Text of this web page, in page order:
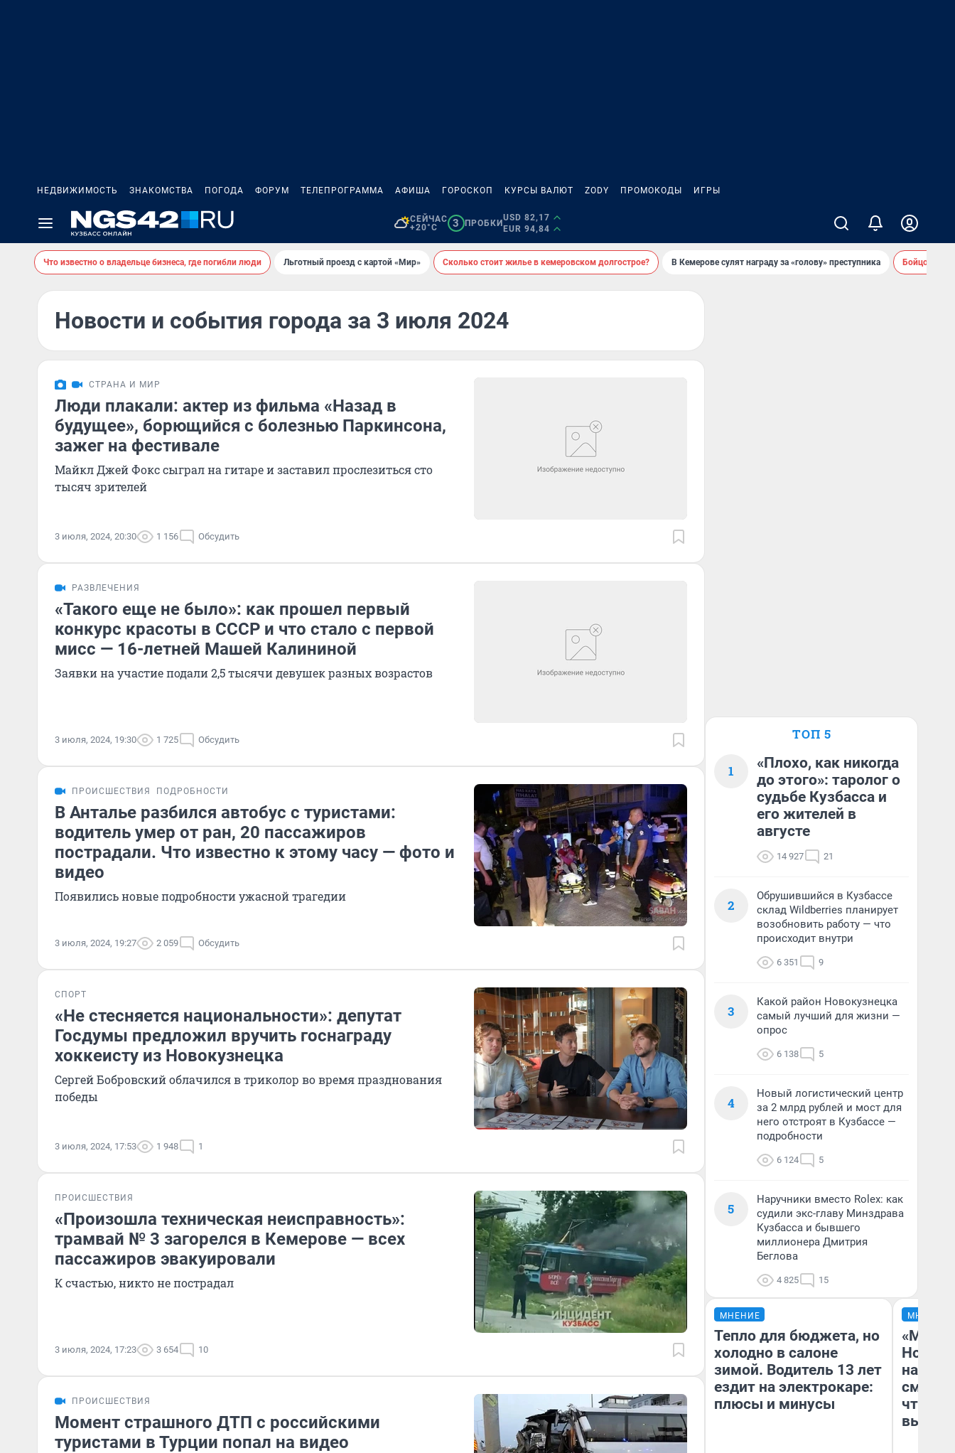
НЕДВИЖИМОСТЬ ЗНАКОМСТВА ПОГОДА ФОРУМ ТЕЛЕПРОГРАММА АФИША ГОРОСКОП КУРСЫ ВАЛЮТ ZODY ПРОМОКОДЫ ИГРЫ
СЕЙЧАС
+20°C
3 ПРОБКИ
USD 82,17
EUR 94,84
Что известно о владельце бизнеса, где погибли люди Льготный проезд с картой «Мир» Сколько стоит жилье в кемеровском долгострое? В Кемерове сулят награду за «голову» преступника Бойцовский
Новости и события города за 3 июля 2024
СТРАНА И МИР
Люди плакали: актер из фильма «Назад в
будущее», борющийся с болезнью Паркинсона,
зажег на фестивале
Майкл Джей Фокс сыграл на гитаре и заставил прослезиться сто
тысяч зрителей
3 июля, 2024, 20:30 1 156 Обсудить
РАЗВЛЕЧЕНИЯ
«Такого еще не было»: как прошел первый
конкурс красоты в СССР и что стало с первой
мисс — 16-летней Машей Калининой
Заявки на участие подали 2,5 тысячи девушек разных возрастов
3 июля, 2024, 19:30 1 725 Обсудить
ПРОИСШЕСТВИЯ ПОДРОБНОСТИ
В Анталье разбился автобус с туристами:
водитель умер от ран, 20 пассажиров
пострадали. Что известно к этому часу — фото и
видео
Появились новые подробности ужасной трагедии
3 июля, 2024, 19:27 2 059 Обсудить
СПОРТ
«Не стесняется национальности»: депутат
Госдумы предложил вручить госнаграду
хоккеисту из Новокузнецка
Сергей Бобровский облачился в триколор во время празднования
победы
3 июля, 2024, 17:53 1 948 1
ПРОИСШЕСТВИЯ
«Произошла техническая неисправность»:
трамвай № 3 загорелся в Кемерове — всех
пассажиров эвакуировали
К счастью, никто не пострадал
3 июля, 2024, 17:23 3 654 10
ПРОИСШЕСТВИЯ
Момент страшного ДТП с российскими
туристами в Турции попал на видео
ТОП 5
1
«Плохо, как никогда
до этого»: таролог о
судьбе Кузбасса и
его жителей в
августе
14 927 21
2
Обрушившийся в Кузбассе
склад Wildberries планирует
возобновить работу — что
происходит внутри
6 351 9
3
Какой район Новокузнецка
самый лучший для жизни —
опрос
6 138 5
4
Новый логистический центр
за 2 млрд рублей и мост для
него отстроят в Кузбассе —
подробности
6 124 5
5
Наручники вместо Rolex: как
судили экс-главу Минздрава
Кузбасса и бывшего
миллионера Дмитрия
Беглова
4 825 15
МНЕНИЕ
Тепло для бюджета, но
холодно в салоне
зимой. Водитель 13 лет
ездит на электрокаре:
плюсы и минусы
МНЕНИЕ
«Мы
чтобы